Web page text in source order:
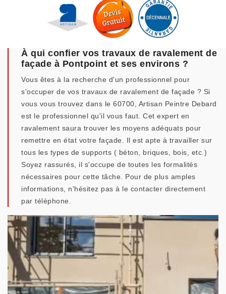
À qui confier vos travaux de ravalement de
façade à Pontpoint et ses environs ?
Vous êtes à la recherche d'un professionnel pour
s'occuper de vos travaux de ravalement de façade ? Si
vous vous trouvez dans le 60700, Artisan Peintre Debard
est le professionnel qu'il vous faut. Cet expert en
ravalement saura trouver les moyens adéquats pour
remettre en état votre façade. Il est apte à travailler sur
tous les types de supports ( béton, briques, bois, etc.)
Soyez rassurés, il s'occupe de toutes les formalités
nécessaires pour cette tâche. Pour de plus amples
informations, n'hésitez pas à le contacter directement
par téléphone.